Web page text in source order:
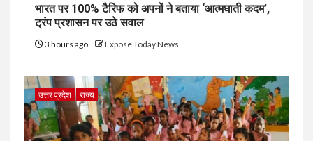
भारत पर 100% टैरिफ को अपनों ने बताया ‘आत्मघाती कदम’,
ट्रंप प्रशासन पर उठे सवाल
3 hours ago Expose Today News
उत्तर प्रदेश राज्य